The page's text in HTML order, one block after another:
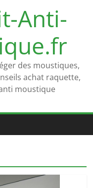
Anti-
des moustiques,
achat raquette,
moustique